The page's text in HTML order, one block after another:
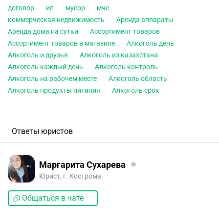
о соответствии санитарным нормам (в него входит: план
производственного контроля, журнал учета получения
диз средств);- заявление в местную администрацию на
выдачу свидетельства о внесении магазина в торговый
реестр;- договор с организацией, вывозящей мусор.
Интересует полный ли это перечень и все ли в нем
обязательно для ИП? Порядок оформления всех
разрешений?
договор ип мусор
мчс
коммерческая недвижимость
Аренда аппараты
Аренда дома на сутки
Ассортимент товаров
Ассортимент товаров в магазине
Алкоголь день
Алкоголь и друзья
Алкоголь из казахстана
Алкоголь каждый день
Алкоголь контроль
Алкоголь на рабочем месте
Алкоголь область
Алкоголь продукты питания
Алкоголь срок
Ответы юристов
Маргарита Сухарева
Юрист, г. Кострома
Общаться в чате